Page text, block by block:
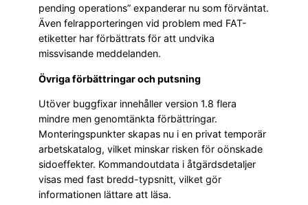
pending operations” expanderar nu som förväntat.
Även felrapporteringen vid problem med FAT-
etiketter har förbättrats för att undvika
missvisande meddelanden.
Övriga förbättringar och putsning
Utöver buggfixar innehåller version 1.8 flera
mindre men genomtänkta förbättringar.
Monteringspunkter skapas nu i en privat temporär
arbetskatalog, vilket minskar risken för oönskade
sidoeffekter. Kommandoutdata i åtgärdsdetaljer
visas med fast bredd-typsnitt, vilket gör
informationen lättare att läsa.